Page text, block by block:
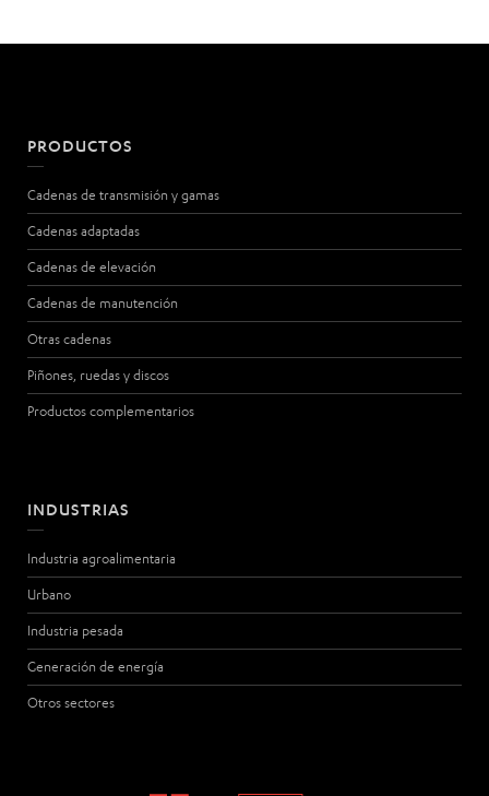
PRODUCTOS
Cadenas de transmisión y gamas
Cadenas adaptadas
Cadenas de elevación
Cadenas de manutención
Otras cadenas
Piñones, ruedas y discos
Productos complementarios
INDUSTRIAS
Industria agroalimentaria
Urbano
Industria pesada
Generación de energía
Otros sectores